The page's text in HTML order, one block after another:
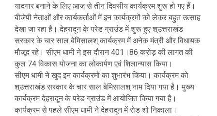
यादगार बनाने के लिए आज से तीन दिवसीय कार्यक्रम शुरू हो गए हैं।
बीजेपी नेताओं और कार्यकर्ताओं में इन कार्यक्रमों को लेकर बहुत उत्साह
देखा जा रहा है। देहरादून के परेड ग्राउंड में शुरू हुए श्उत्तराखंड
सरकार के चार साल बेमिसालश् कार्यक्रम में अनेक मंत्री और विधायक
मौजूद रहे। सीएम धामी ने इस दौरान 401।86 करोड़ की लागत की
कुल 74 विकास योजना का लोकार्पण एवं शिलान्यास किया।
सीएम धामी ने खुद इन कार्यक्रमों का शुभारंभ किया। कार्यक्रम को
श्उत्तराखंड सरकार के चार साल बेमिसालश् नाम दिया गया है। मुख्य
कार्यक्रम देहरादून के परेड ग्राउंड में आयोजित किया गया है।
कार्यक्रम से पहले सीएम धामी ने देहरादून में रोड शो निकाला।